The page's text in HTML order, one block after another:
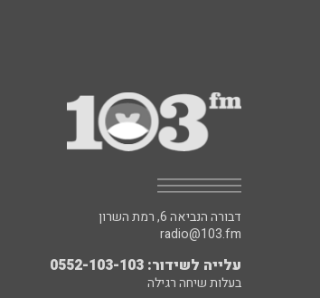
דבורה הנביאה 6, רמת השרון
radio@103.fm
עלייה לשידור: 0552-103-103
בעלות שיחה רגילה